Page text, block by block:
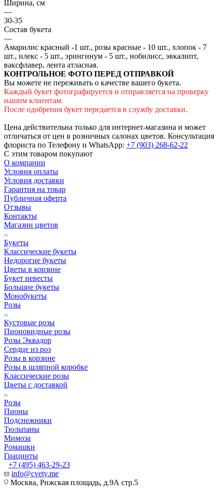
Ширина, см
—
30-35
Состав букета
—
Амарилис красный -1 шт., розы красные - 10 шт., хлопок - 7
шт., илекс - 5 шт., эрингинум - 5 шт., нобилисс, эвкалипт,
ваксфлавер, лента атласная.
КОНТРОЛЬНОЕ ФОТО ПЕРЕД ОТПРАВКОЙ
Вы можете не переживать о качестве вашего букета.
Каждый букет фотографируется и отправляется на проверку
нашим клиентам.
После одобрения букет передается в службу доставки.
Цена действительна только для интернет-магазина и может
отличаться от цен в розничных салонах цветов. Консультация
флориста по Телефону и WhatsApp: +7 (903) 268-62-22
С этим товаром покупают
О компании
Условия оплаты
Условия доставки
Гарантия на товар
Публичная оферта
Отзывы
Контакты
Магазин цветов
Букеты
Классические букеты
Недорогие букеты
Цветы в корзине
Букет невесты
Большие букеты
Монобукеты
Розы
Кустовые розы
Пионовидные розы
Розы Эквадор
Сердце из роз
Розы в корзине
Розы в шляпной коробке
Классические розы
Цветы с доставкой
Розы
Пионы
Подснежники
Тюльпаны
Мимоза
Ромашки
Гиацинты
+7 (495) 463-29-23
info@cvety.me
Москва, Рижская площадь, д.9А стр.5